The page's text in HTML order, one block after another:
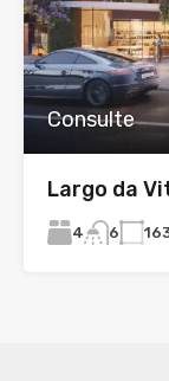
Consulte
Largo da
4 6